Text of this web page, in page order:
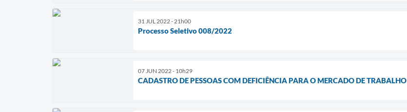
31 JUL 2022 - 21h00
Processo Seletivo 008/2022
07 JUN 2022 - 10h29
CADASTRO DE PESSOAS COM DEFICIÊNCIA PARA O MERCADO DE TRABALHO